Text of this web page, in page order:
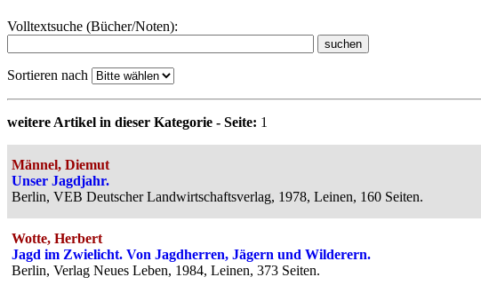
Volltextsuche (Bücher/Noten):
Sortieren nach
weitere Artikel in dieser Kategorie - Seite: 1
Männel, Diemut
Unser Jagdjahr.
Berlin, VEB Deutscher Landwirtschaftsverlag, 1978, Leinen, 160 Seiten.
Wotte, Herbert
Jagd im Zwielicht. Von Jagdherren, Jägern und Wilderern.
Berlin, Verlag Neues Leben, 1984, Leinen, 373 Seiten.